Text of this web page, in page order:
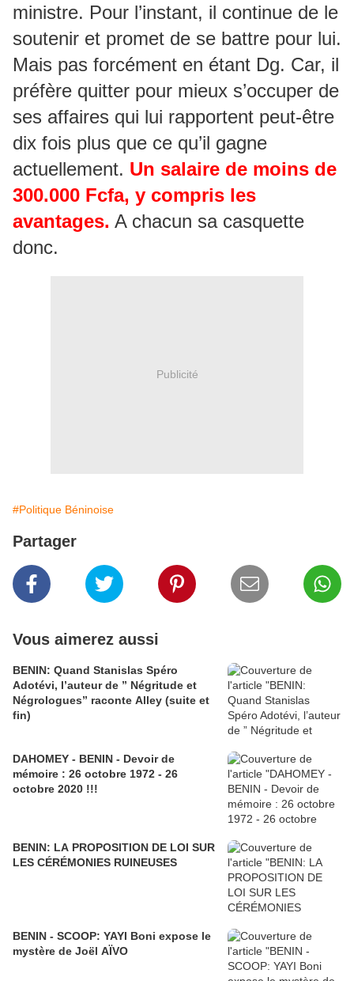
ministre. Pour l’instant, il continue de le
soutenir et promet de se battre pour lui.
Mais pas forcément en étant Dg. Car, il
préfère quitter pour mieux s’occuper de
ses affaires qui lui rapportent peut-être
dix fois plus que ce qu’il gagne
actuellement. Un salaire de moins de
300.000 Fcfa, y compris les
avantages. A chacun sa casquette
donc.
Publicité
#Politique Béninoise
Partager
Vous aimerez aussi
BENIN: Quand Stanislas Spéro
Adotévi, l’auteur de ” Négritude et
Négrologues” raconte Alley (suite et
fin)
DAHOMEY - BENIN - Devoir de
mémoire : 26 octobre 1972 - 26
octobre 2020 !!!
BENIN: LA PROPOSITION DE LOI SUR
LES CÉRÉMONIES RUINEUSES
BENIN - SCOOP: YAYI Boni expose le
mystère de Joël AÏVO